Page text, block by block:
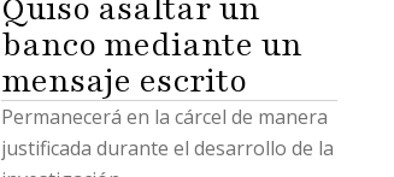
banco mediante un
mensaje escrito
Permanecerá en la cárcel de manera
justificada durante el desarrollo de la